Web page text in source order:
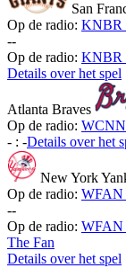
San
Op de radio: KNBR
--
Op de radio: KNBR
Details over het spel
Atlanta Braves
Op de radio: WCNN
- : -Details over het
New York
Op de radio: WFAN
--
Op de radio: WFAN
The Fan
Details over het spel